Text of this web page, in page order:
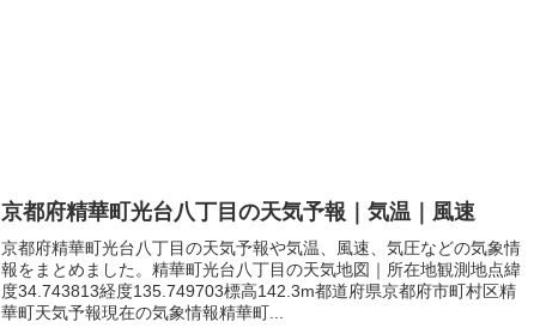
京都府精華町光台八丁目の天気予報｜気温｜風速
京都府精華町光台八丁目の天気予報や気温、風速、気圧などの気象情
報をまとめました。精華町光台八丁目の天気地図｜所在地観測地点緯
度34.743813経度135.749703標高142.3m都道府県京都府市町村区精
華町天気予報現在の気象情報精華町...